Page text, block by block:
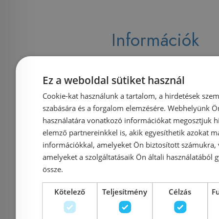
Információk
Házhozszállítás (1900 Ft-
Fizetés
Kapcsolat
Általános Szerződési Feltételek
Ez a weboldal sütiket használ
Cookie-kat használunk a tartalom, a hirdetések
szabására és a forgalom elemzésére. Webhelyünk
használatára vonatkozó információkat megosztjuk
elemző partnereinkkel is, akik egyesíthetik azokat
információkkal, amelyeket Ön biztosított számukra,
amelyeket a szolgáltatásaik Ön általi használatából
össze.
Kötelező Teljesítmény Célzás